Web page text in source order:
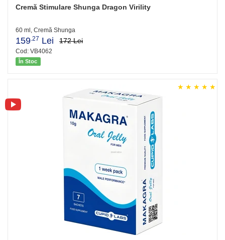
Cremă Stimulare Shunga Dragon Virility
60 ml, Cremă Shunga
159 .27 Lei 172 Lei
Cod: VB4062
În Stoc